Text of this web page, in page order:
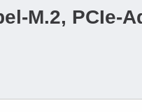
M.2, PCIe-